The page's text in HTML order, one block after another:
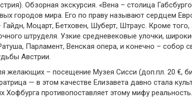
Обзорная экскурсия. «Вена – столица
городов мира. Его по праву называют сердцем
Моцарт, Бетховен, Шуберт, Штраус. Кроме того,
штруделя. Узкие средневековые улочки,
Парламент, Венская опера, и конечно – собор
Австрии.
желающих – посещение Музея Сисси (доп.пл. 20 €,
— в этом качестве Елизавета давно стала
Хофбурга противопоставляет этому мифу